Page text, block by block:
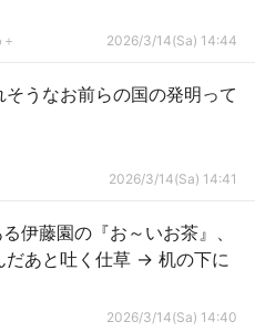
2026/3/14(Sa) 14:44
うなお前らの国の発明って
2026/3/14(Sa) 14:41
伊藤園の『お～いお茶』、
だあと吐く仕草 → 机の下に
2026/3/14(Sa) 14:40